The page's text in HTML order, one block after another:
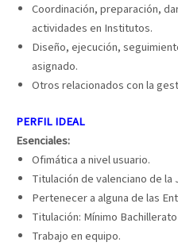
Coordinación, preparación,
actividades en Institutos.
Diseño, ejecución,
asignado.
Otros relacionados con la
PERFIL IDEAL
Esenciales:
Ofimática a nivel usuario.
Titulación de valenciano de la
Pertenecer a alguna de las
Titulación: Mínimo
Trabajo en equipo.